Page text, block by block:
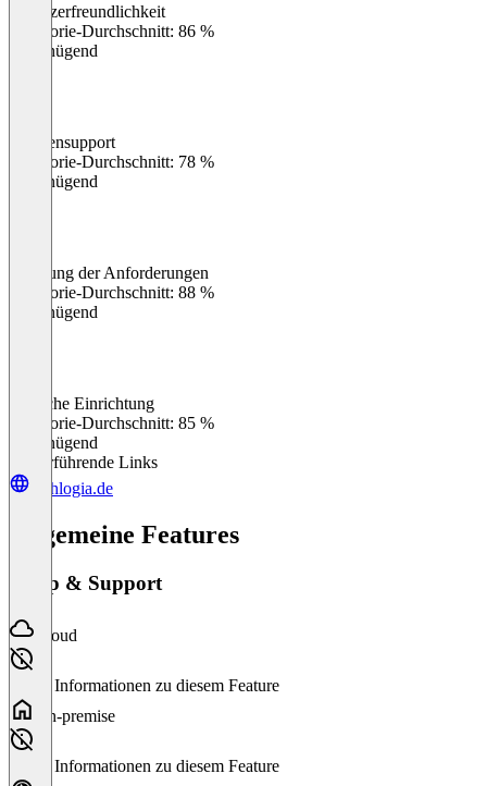
Benutzerfreundlichkeit
Kategorie-Durchschnitt: 86 %
Ungenügend
Kundensupport
Kategorie-Durchschnitt: 78 %
Ungenügend
Erfüllung der Anforderungen
Kategorie-Durchschnitt: 88 %
Ungenügend
Einfache Einrichtung
Kategorie-Durchschnitt: 85 %
Ungenügend
Weiterführende Links
techlogia.de
Allgemeine Features
Setup & Support
Cloud
Keine Informationen zu diesem Feature
On-premise
Keine Informationen zu diesem Feature